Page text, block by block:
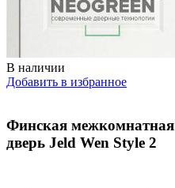
В наличии
Добавить в избранное
Финская межкомнатная
дверь Jeld Wen Style 2